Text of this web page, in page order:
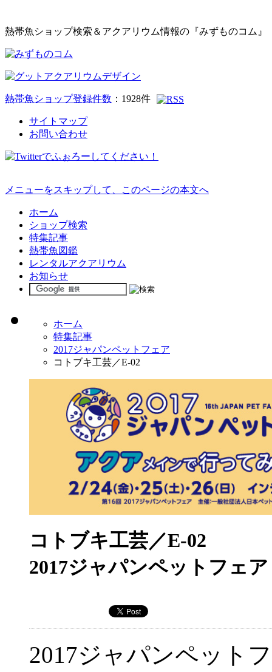
熱帯魚ショップ検索＆アクアリウム情報の『みずものコム』
熱帯魚ショップ登録件数 ： 1928件
サイトマップ
お問い合わせ
メニューをスキップして、このページの本文へ
ホーム
ショップ検索
特集記事
熱帯魚図鑑
レンタルアクアリウム
お知らせ
ホーム
特集記事
2017ジャパンペットフェア
コトブキ工芸／E-02
コトブキ工芸／E-02
2017ジャパンペットフェア
2017ジャパンペットフ